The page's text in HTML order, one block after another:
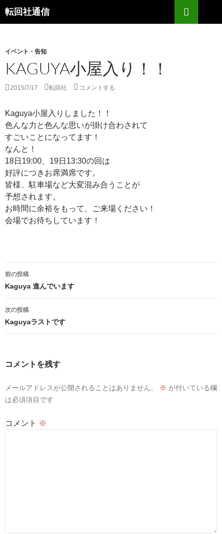
コ
ン
ツ
へ
ス
キ
プ
転回社通信
検
索
イベント・告知
KAGUYA小屋入り！！
2015/7/17 転回社 コメントする
Kaguya小屋入りしました！！
色んな力と色んな思いが掛け合わされて
すごいことになってます！
なんと！
18日19:00、19日13:30の回は
好評につきお席満席です。
皆様、駐車場など大変混み合うことが
予想されます。
お時間に余裕をもって、ご来場ください！
会場でお待ちしています！
投
稿
ナ
ビ
ョ
前の投稿
Kaguya 進んでいます
次の投稿
Kaguyaラストです
コメントを残す
メールアドレスが公開されることはありません。 ※ が付いている欄
は必須項目です
コメント ※